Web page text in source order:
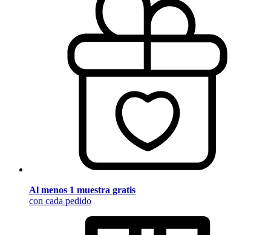
Al menos 1 muestra gratis
con cada pedido